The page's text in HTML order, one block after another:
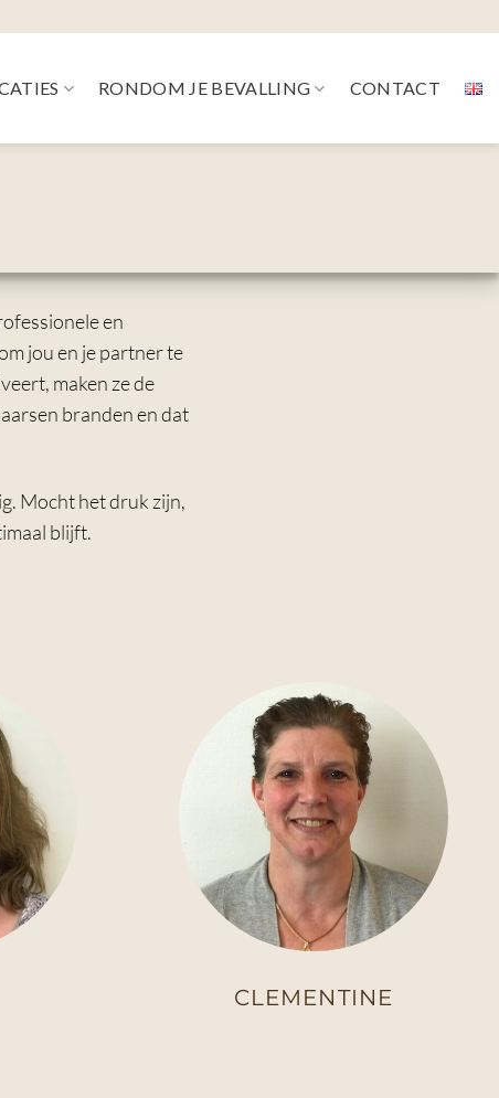
RONDOM JE BEVALLING CONTACT
en
jou en je partner te
maken ze de
branden en dat
Mocht het druk zijn,
blijft.
CLEMENTINE